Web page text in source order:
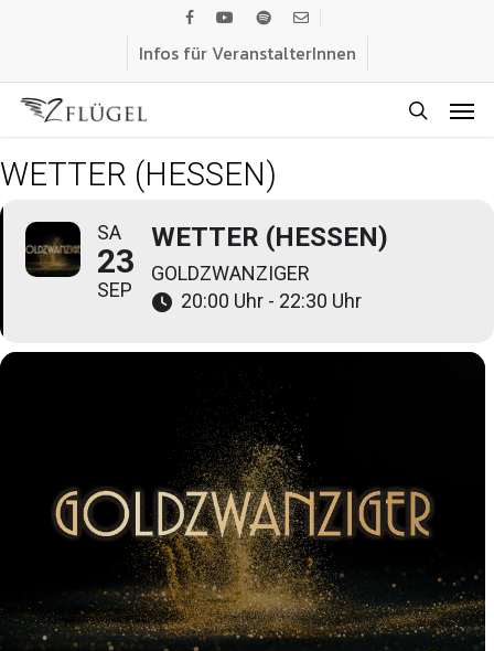
content
facebook
youtubespotifyemail
Infos für VeranstalterInnen
WETTER (HESSEN)
SA
23
SEP
WETTER (HESSEN)
GOLDZWANZIGER
20:00 Uhr - 22:30 Uhr